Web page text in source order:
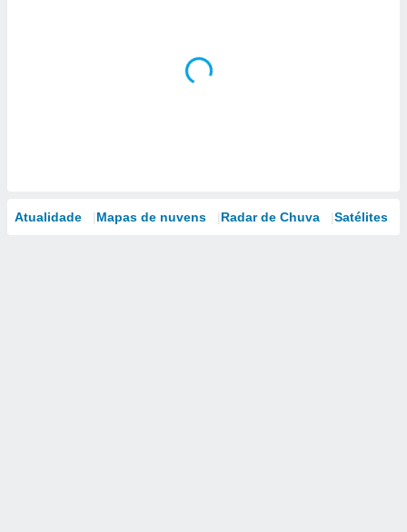
Atualidade Mapas de nuvens Radar de Chuva Satélites